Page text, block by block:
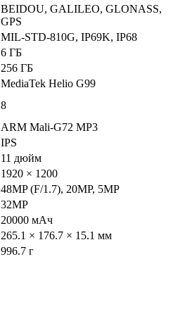
BEIDOU, GALILEO, GLONASS,
GPS
MIL-STD-810G, IP69K, IP68
6 ГБ
256 ГБ
MediaTek Helio G99
8
ARM Mali-G72 MP3
IPS
11 дюйм
1920 × 1200
48MP (F/1.7), 20MP, 5MP
32MP
20000 мАч
265.1 × 176.7 × 15.1 мм
996.7 г